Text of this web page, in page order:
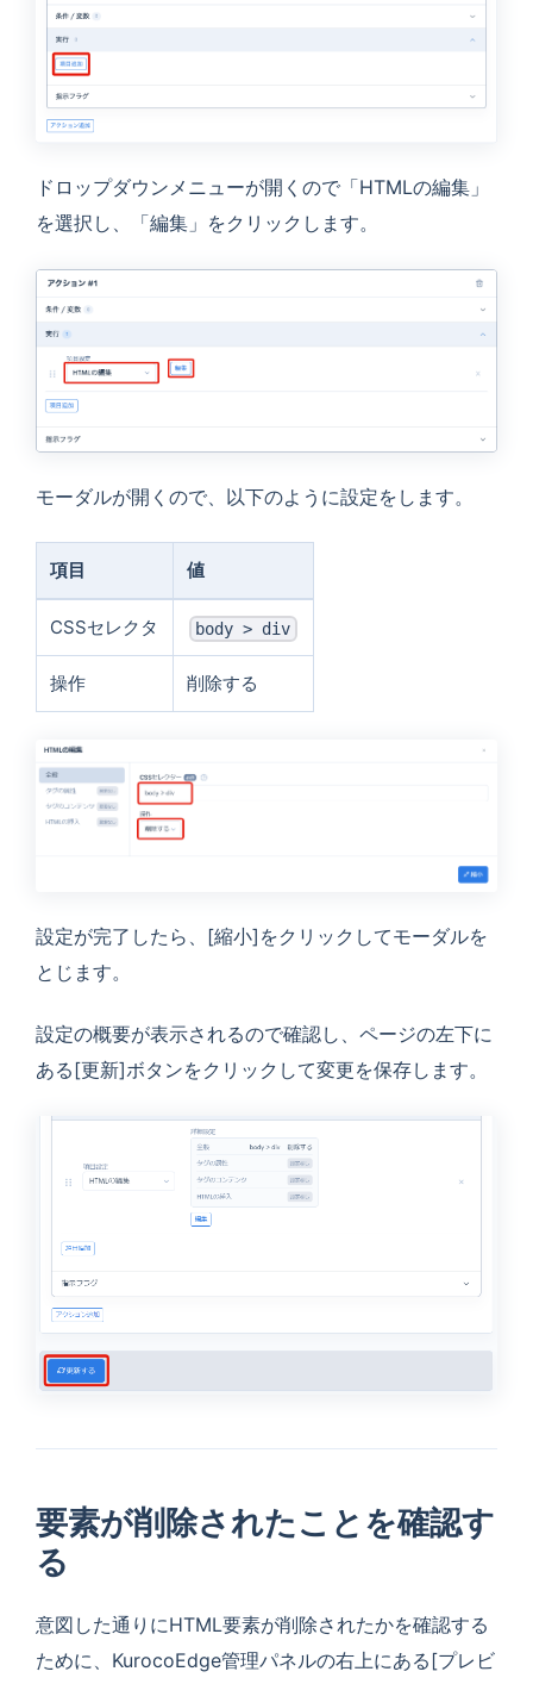
ドロップダウンメニューが開くので「HTMLの編集」
を選択し、「編集」をクリックします。
モーダルが開くので、以下のように設定をします。
項目 値
CSSセレクタ body > div
操作 削除する
設定が完了したら、 [縮小] をクリックしてモーダルを
とじます。
設定の概要が表示されるので確認し、ページの左下に
ある [更新]ボタンをクリックして変更を保存します。
要素が削除されたことを確認す
る
意図した通りにHTML要素が削除されたかを確認する
ために、KurocoEdge管理パネルの右上にある [プレビ